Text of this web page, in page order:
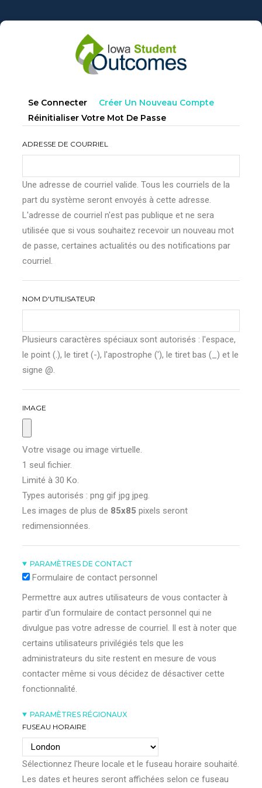
au
Onglets
principaux
Se Connecter Créer Un Nouveau Compte
Réinitialiser Votre Mot De Passe
ADRESSE DE COURRIEL
Une adresse de courriel valide. Tous les courriels de la
part du système seront envoyés à cette adresse.
L'adresse de courriel n'est pas publique et ne sera
utilisée que si vous souhaitez recevoir un nouveau mot
de passe, certaines actualités ou des notifications par
courriel.
NOM D'UTILISATEUR
Plusieurs caractères spéciaux sont autorisés : l'espace,
le point (.), le tiret (-), l'apostrophe ('), le tiret bas (_) et le
signe @.
IMAGE
Votre visage ou image virtuelle.
1 seul fichier.
Limité à 30 Ko.
Types autorisés : png gif jpg jpeg.
Les images de plus de 85x85 pixels seront
redimensionnées.
PARAMÈTRES DE CONTACT
Formulaire de contact personnel
Permettre aux autres utilisateurs de vous contacter à
partir d'un formulaire de contact personnel qui ne
divulgue pas votre adresse de courriel. Il est à noter que
certains utilisateurs privilégiés tels que les
administrateurs du site restent en mesure de vous
contacter même si vous décidez de désactiver cette
fonctionnalité.
PARAMÈTRES RÉGIONAUX
FUSEAU HORAIRE
Sélectionnez l'heure locale et le fuseau horaire souhaité.
Les dates et heures seront affichées selon ce fuseau